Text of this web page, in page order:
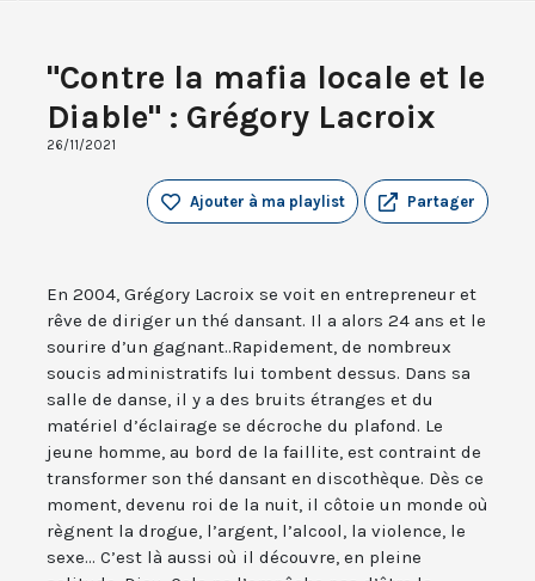
"Contre la mafia locale et le
Diable" : Grégory Lacroix
26/11/2021
Partager
Ajouter à ma playlist
En 2004, Grégory Lacroix se voit en entrepreneur et
rêve de diriger un thé dansant. Il a alors 24 ans et le
sourire d’un gagnant..Rapidement, de nombreux
soucis administratifs lui tombent dessus. Dans sa
salle de danse, il y a des bruits étranges et du
matériel d’éclairage se décroche du plafond. Le
jeune homme, au bord de la faillite, est contraint de
transformer son thé dansant en discothèque. Dès ce
moment, devenu roi de la nuit, il côtoie un monde où
règnent la drogue, l’argent, l’alcool, la violence, le
sexe... C’est là aussi où il découvre, en pleine